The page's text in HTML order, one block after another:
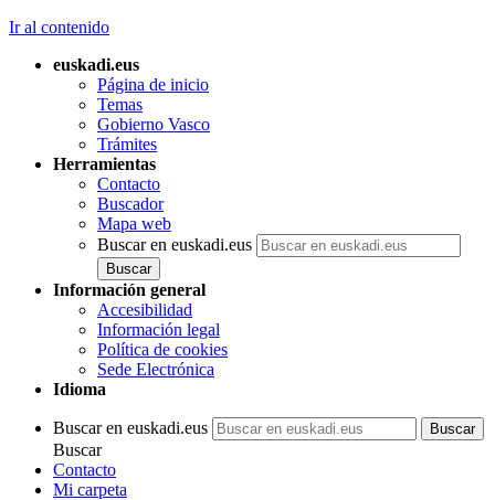
Ir al contenido
euskadi.eus
Página de inicio
Temas
Gobierno Vasco
Trámites
Herramientas
Contacto
Buscador
Mapa web
Buscar en euskadi.eus
Información general
Accesibilidad
Información legal
Política de cookies
Sede Electrónica
Idioma
Buscar en euskadi.eus
Buscar
Contacto
Mi carpeta